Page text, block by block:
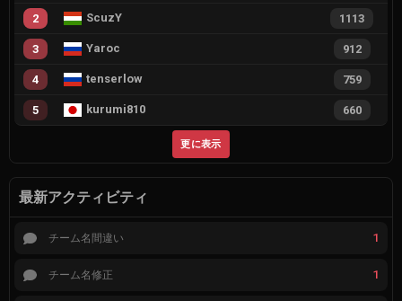
2 ScuzY 1113
3 Yaroc 912
4 tenserlow 759
5 kurumi810 660
更に表示
最新アクティビティ
チーム名間違い 1
チーム名修正 1